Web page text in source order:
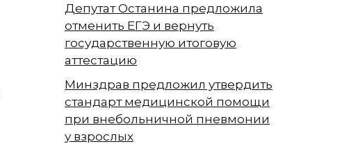
Депутат Останина предложила
отменить ЕГЭ и вернуть
государственную итоговую
аттестацию
Минздрав предложил утвердить
стандарт медицинской помощи
при внебольничной пневмонии
у взрослых